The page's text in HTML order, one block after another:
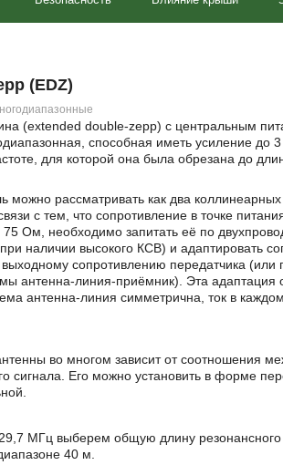
(EDZ)
(extended double-zepp) с центральным
способная иметь усиление до
для которой она была обрезана до
можно рассматривать как два
с тем, что сопротивление в точке
75 Ом, необходимо запитать её по
наличии высокого КСВ) и адаптировать
сопротивлению передатчика (или
антенна-линия-приёмник). Эта
антенна-линия симметрична, ток в
во многом зависит от соотношения
сигнала. Его можно установить в форме
МГц выберем общую длину
40 м.